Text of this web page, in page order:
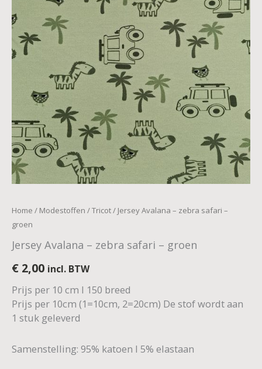
Home / Modestoffen /Tricot/ Jersey Avalana – zebra safari –
groen
Jersey Avalana – zebra safari – groen
€ 2,00 incl. BTW
Prijs per 10 cm I 150 breed
Prijs per 10cm (1=10cm, 2=20cm) De stof wordt aan
1 stuk geleverd
Samenstelling: 95% katoen I 5% elastaan